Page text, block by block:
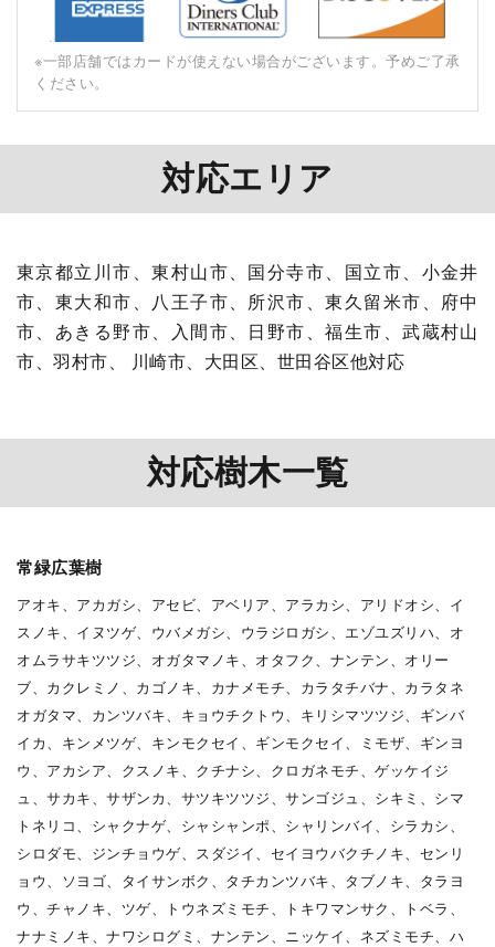
※⼀部店舗ではカードが使えない場合がございます。予めご了承
ください。
対応エリア
東京都立川市、東村山市、国分寺市、国立市、小金井
市、東大和市、八王子市、所沢市、東久留米市、府中
市、あきる野市、入間市、日野市、福生市、武蔵村山
市、羽村市、 川崎市、大田区、世田谷区他対応
対応樹木一覧
常緑広葉樹
アオキ、アカガシ、アセビ、アベリア、アラカシ、アリドオシ、イ
スノキ、イヌツゲ、ウバメガシ、ウラジロガシ、エゾユズリハ、オ
オムラサキツツジ、オガタマノキ、オタフク、ナンテン、オリー
ブ、カクレミノ、カゴノキ、カナメモチ、カラタチバナ、カラタネ
オガタマ、カンツバキ、キョウチクトウ、キリシマツツジ、ギンバ
イカ、キンメツゲ、キンモクセイ、ギンモクセイ、ミモザ、ギンヨ
ウ、アカシア、クスノキ、クチナシ、クロガネモチ、ゲッケイジ
ュ、サカキ、サザンカ、サツキツツジ、サンゴジュ、シキミ、シマ
トネリコ、シャクナゲ、シャシャンポ、シャリンバイ、シラカシ、
シロダモ、ジンチョウゲ、スダジイ、セイヨウバクチノキ、センリ
ョウ、ソヨゴ、タイサンボク、タチカンツバキ、タブノキ、タラヨ
ウ、チャノキ、ツゲ、トウネズミモチ、トキワマンサク、トベラ、
ナナミノキ、ナワシログミ、ナンテン、ニッケイ、ネズミモチ、ハ